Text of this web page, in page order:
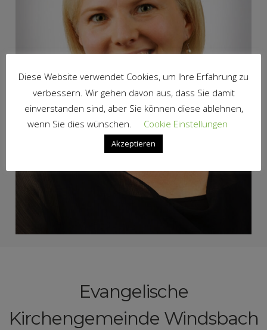
Evangelische
Kirchengemeinde Windsbach
Diese Website verwendet Cookies, um Ihre Erfahrung zu
verbessern. Wir gehen davon aus, dass Sie damit
einverstanden sind, aber Sie können diese ablehnen,
wenn Sie dies wünschen.
Cookie Einstellungen
Akzeptieren